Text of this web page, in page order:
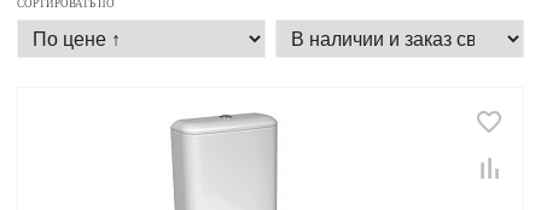
СОРТИРОВАТЬ ПО